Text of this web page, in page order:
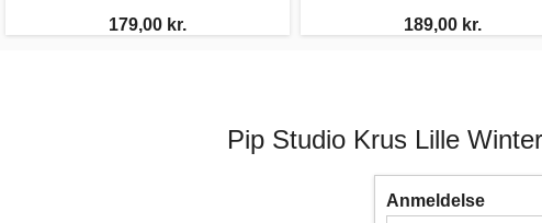
179,00 kr. 189,00 kr.
Pip Studio Krus Lille
Anmeldelse